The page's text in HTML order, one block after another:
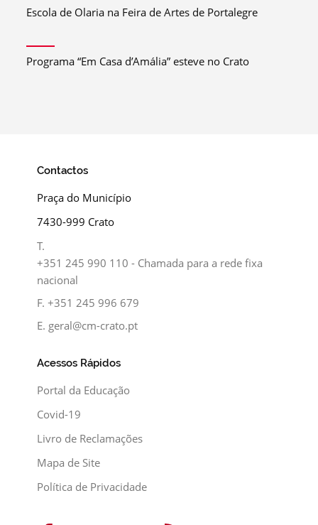
Escola de Olaria na Feira de Artes de Portalegre
Programa “Em Casa d’Amália” esteve no Crato
Contactos
Praça do Município
7430-999 Crato
T.
+351 245 990 110 - Chamada para a rede fixa
nacional
F.+351 245 996 679
E. geral@cm-crato.pt
Acessos Rápidos
Portal da Educação
Covid-19
Livro de Reclamações
Mapa de Site
Política de Privacidade